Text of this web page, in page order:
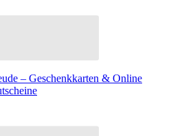
– Geschenkkarten & Online